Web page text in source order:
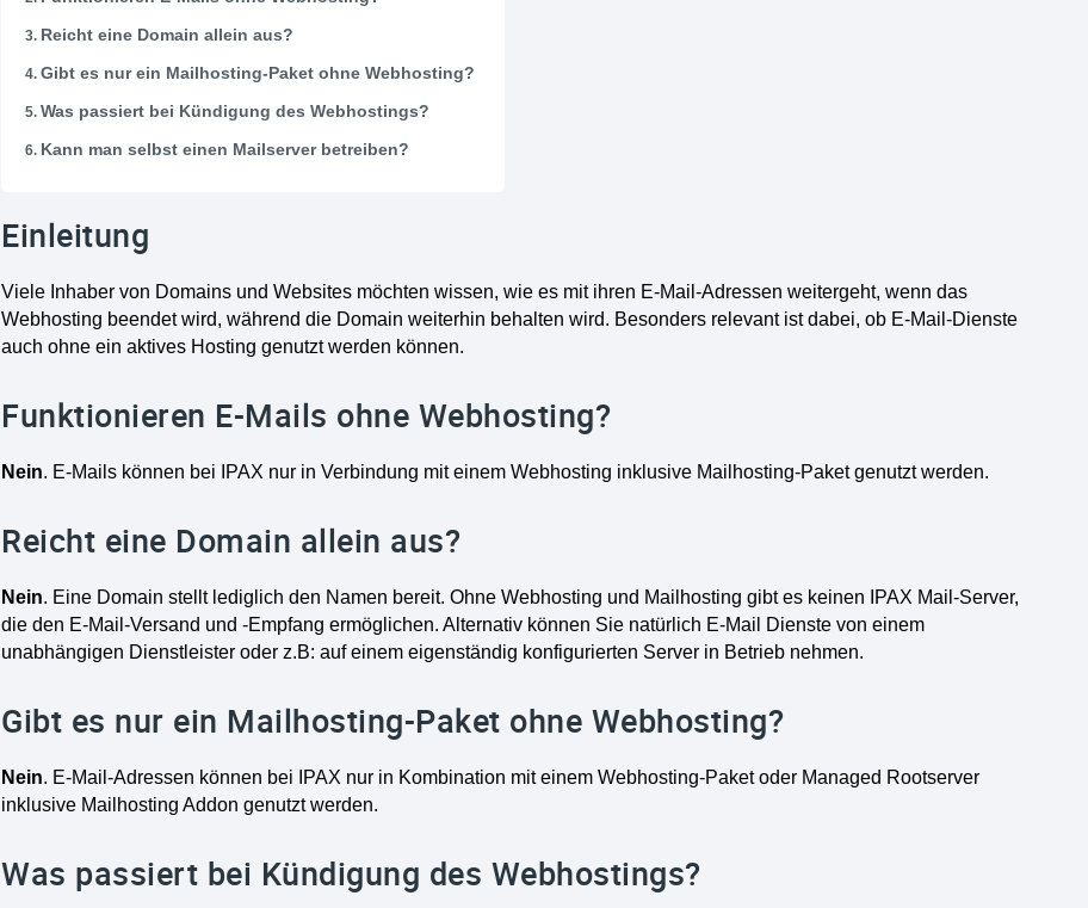
Reicht eine Domain allein aus?
Gibt es nur ein Mailhosting-Paket ohne Webhosting?
Was passiert bei Kündigung des Webhostings?
Kann man selbst einen Mailserver betreiben?
Einleitung
Viele Inhaber von Domains und Websites möchten wissen, wie es mit ihren E-Mail-Adressen weitergeht, wenn das
Webhosting beendet wird, während die Domain weiterhin behalten wird. Besonders relevant ist dabei, ob E-Mail-Dienste
auch ohne ein aktives Hosting genutzt werden können.
Funktionieren E-Mails ohne Webhosting?
Nein. E-Mails können bei IPAX nur in Verbindung mit einem Webhosting inklusive Mailhosting-Paket genutzt werden.
Reicht eine Domain allein aus?
Nein. Eine Domain stellt lediglich den Namen bereit. Ohne Webhosting und Mailhosting gibt es keinen IPAX Mail-Server,
die den E-Mail-Versand und -Empfang ermöglichen. Alternativ können Sie natürlich E-Mail Dienste von einem
unabhängigen Dienstleister oder z.B: auf einem eigenständig konfigurierten Server in Betrieb nehmen.
Gibt es nur ein Mailhosting-Paket ohne Webhosting?
Nein. E-Mail-Adressen können bei IPAX nur in Kombination mit einem Webhosting-Paket oder Managed Rootserver
inklusive Mailhosting Addon genutzt werden.
Was passiert bei Kündigung des Webhostings?